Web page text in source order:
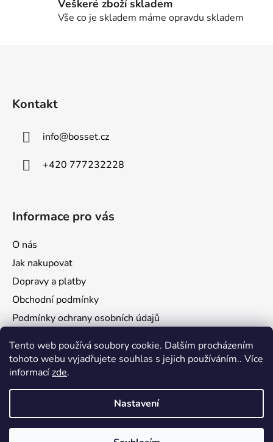
Tento web používá soubory cookie. Dalším procházením
tohoto webu vyjadřujete souhlas s jejich používáním.. Více
informacízde.
Nastavení
p
i
Veškeré zboží skladem
Vše co je skladem máme opravdu skladem
Kontakt
info@bosset.cz
+420 777232228
Informace pro vás
O nás
Jak nakupovat
Dopravy a platby
Obchodní podmínky
Podmínky ochrany osobních údajů